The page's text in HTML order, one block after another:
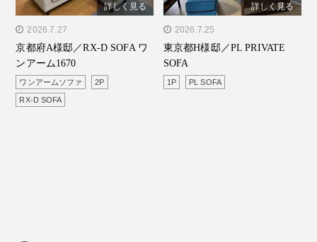
" alt="京都府A様邸／RX-D
SOFA ワンアーム1670"/>
詳しく見る
2026.7.27
京都府A様邸／RX-D SOFA ワ
ンアーム1670
ワンアームソファ 2P
RX-D SOFA
" alt="東京都H様邸／PL
PRIVATE SOFA"/>
詳しく見る
2026.7.25
東京都H様邸／PL PRIVATE
SOFA
1P PL SOFA